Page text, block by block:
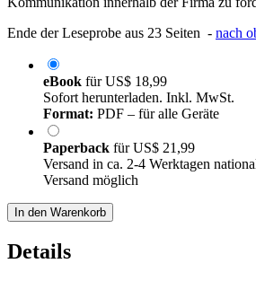
Ende der Leseprobe aus 23 Seiten - nach
eBook fürUS$ 18,99
Sofort herunterladen. Inkl. MwSt.
Format: PDF – für alle Geräte
Paperback fürUS$ 21,99
Versand in ca. 2-4 Werktagen
Versand möglich
In den Warenkorb
Details